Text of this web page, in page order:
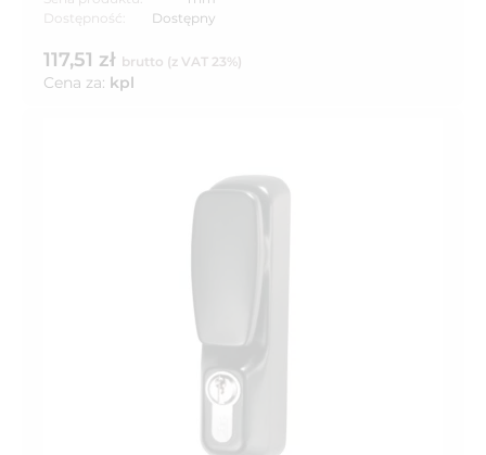
Dostępność:
Dostępny
117,51 zł brutto (z VAT 23%)
Cena za: kpl